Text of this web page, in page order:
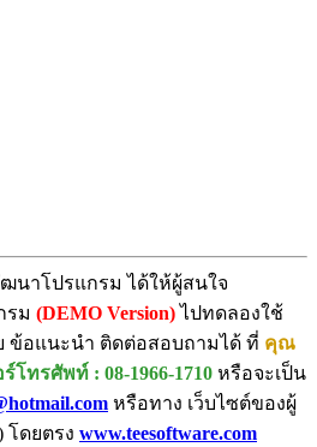
นาโปรแกรม ได้ให้ผู้สนใจ
รม (DEMO Version) ไปทดลองใช้
ข้อแนะนำ ติดต่อสอบถามได้ ที่ คุณ
ร์โทรศัพท์ : 08-1966-1710 หรือจะเป็น
หรือทาง เว็บไซต์ของผู้
โดยตรง www.teesoftware.com